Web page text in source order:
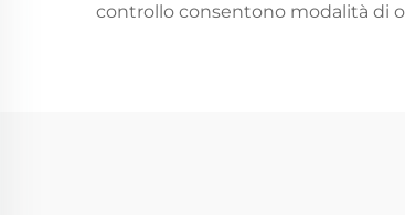
controllo consentono modalità di